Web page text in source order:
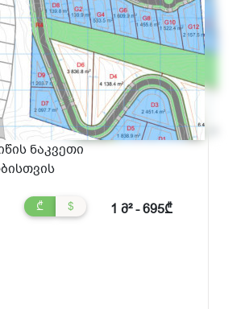
ნაკვეთი
₾ $ 1 მ² - 695₾